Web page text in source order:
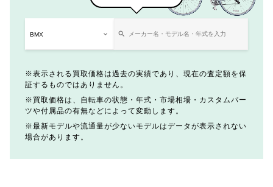
表示される買取価格は過去の実績であり、現在の査定額を保
証するものではありません。
買取価格は、自転車の状態・年式・市場相場・カスタムパー
ツや付属品の有無などによって変動します。
最新モデルや流通量が少ないモデルはデータが表示されない
場合があります。